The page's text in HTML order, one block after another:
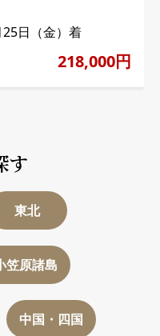
日（金）着
218,000円
す
東北
笠原諸島
中国・四国